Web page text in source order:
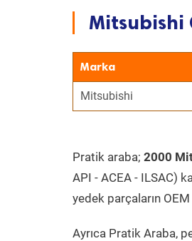
Mitsubishi
Marka
Mitsubishi
Pratik araba; 2000
API - ACEA - ILSAC)
yedek parçaların
Ayrıca Pratik Araba,